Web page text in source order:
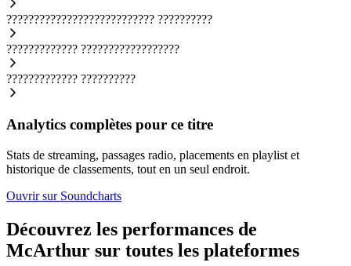
??????????????????????????? ??????????
????????????? ??????????????????
????????????? ??????????
Analytics complètes pour ce titre
Stats de streaming, passages radio, placements en playlist et
historique de classements, tout en un seul endroit.
Ouvrir sur Soundcharts
Découvrez les performances de
McArthur sur toutes les plateformes